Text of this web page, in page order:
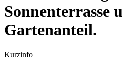
Sonnenterrasse
Gartenanteil.
Kurzinfo